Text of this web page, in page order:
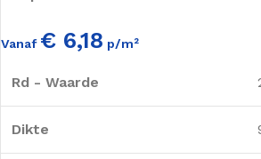
Vanaf € 6,18 p/m²
Rd - Waarde
Dikte